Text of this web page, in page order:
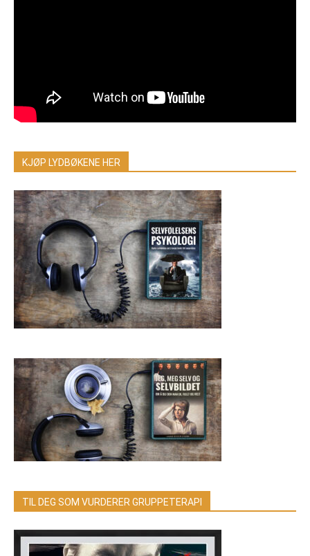
KJØP LYDBØKENE HER
TIL DEG SOM VURDERER GRUPPETERAPI